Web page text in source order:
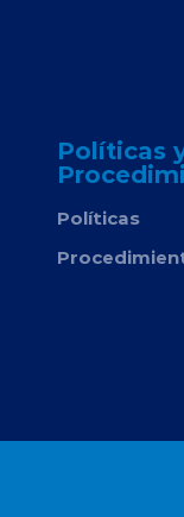
Políticas
Políticas